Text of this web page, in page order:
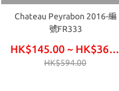
Chateau Peyrabon 2016-編
號FR333
HK$145.00 ~ HK$360.00
HK$594.00